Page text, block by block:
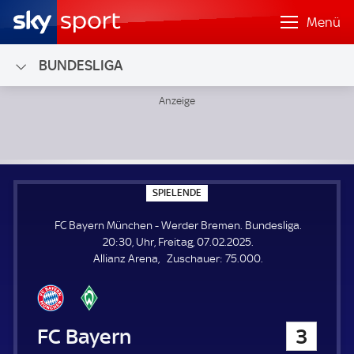
Menü
BUNDESLIGA
SPIELENDE
P
E
L
E
N
FC Bayern München - Werder Bremen. Bundesliga.
20:30, Uhr, Freitag, 07.02.2025.
Allianz Arena
Zuschauer: Z
75.000.
FC Bayern München 3